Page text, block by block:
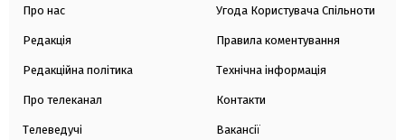
Про нас
Редакція
Редакційна політика
Про телеканал
Телеведучі
Угода Користувача Спільноти
Правила коментування
Технічна інформація
Контакти
Вакансії